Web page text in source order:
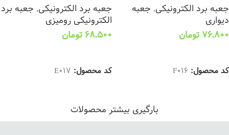
جعبه برد الکترونیکی, جعبه
دیواری
76,800 تومان
کد محصول: F016
جعبه برد الکترونیکی, جعبه برد
الکترونیکی رومیزی
68,500 تومان
کد محصول: E017
بارگیری بیشتر محصولات